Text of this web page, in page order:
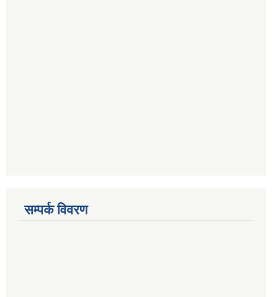
सम्पर्क विवरण